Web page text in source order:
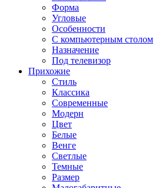
Форма
Угловые
Особенности
С компьютерным столом
Назначение
Под телевизор
Прихожие
Стиль
Классика
Современные
Модерн
Цвет
Белые
Венге
Светлые
Темные
Размер